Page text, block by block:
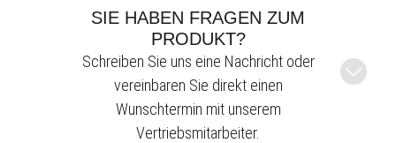
SIE HABEN FRAGEN ZUM
PRODUKT?
Schreiben Sie uns eine Nachricht oder
vereinbaren Sie direkt einen
Wunschtermin mit unserem
Vertriebsmitarbeiter.